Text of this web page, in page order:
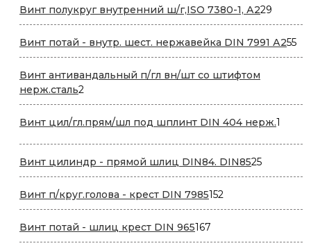
Винт полукруг внутренний ш/г,ISO 7380-1, А229
товаров
Винт потай - внутр. шест. нержавейка DIN 7991 А25555
Винт антивандальный п/гл вн/шт со штифтом
нерж.сталь2
товара
Винт цил/гл.прям/шл под шплинт DIN 404 нерж.1
Винт цилиндр - прямой шлиц DIN84. DIN852525
товаров
Винт п/круг.голова - крест DIN 7985152
товара
Винт потай - шлиц крест DIN 965167
товаров